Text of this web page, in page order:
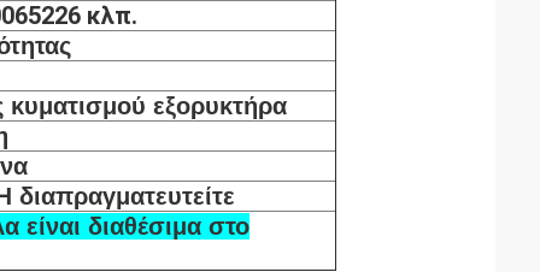
κλπ.
κυματισμού εξορυκτήρα
διαπραγματευτείτε
είναι διαθέσιμα στο